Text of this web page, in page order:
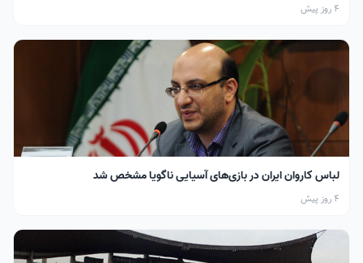
4 روز پیش
لباس کاروان ایران در بازی‌های آسیایی ناگویا مشخص شد
4 روز پیش